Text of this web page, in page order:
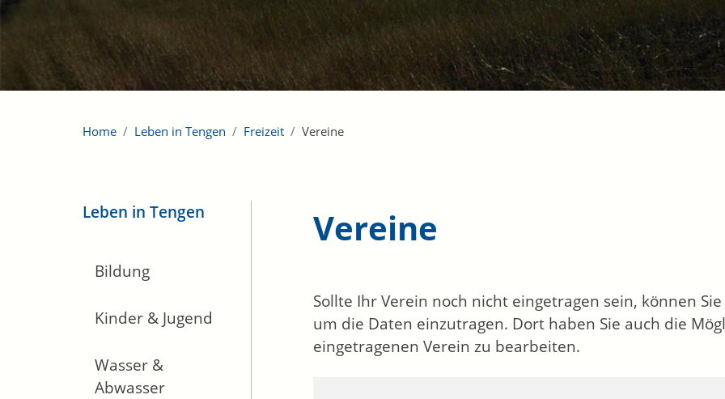
Home Leben in Tengen Freizeit Vereine
Leben in Tengen
Bildung
Kinder & Jugend
Wasser &
Abwasser
Vereine
Sollte Ihr Verein noch nicht eingetragen sein, können
um die Daten einzutragen. Dort haben Sie auch die
eingetragenen Verein zu bearbeiten.